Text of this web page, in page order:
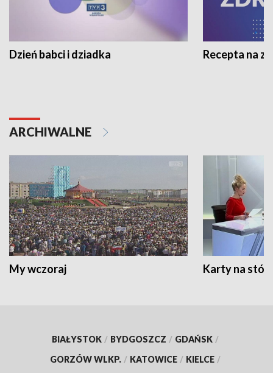
Dzień babci i dziadka Recepta na
ARCHIWALNE
My wczoraj Karty na
BIAŁYSTOK / BYDGOSZCZ / GDAŃSK /
GORZÓW WLKP. / KATOWICE / KIELCE /